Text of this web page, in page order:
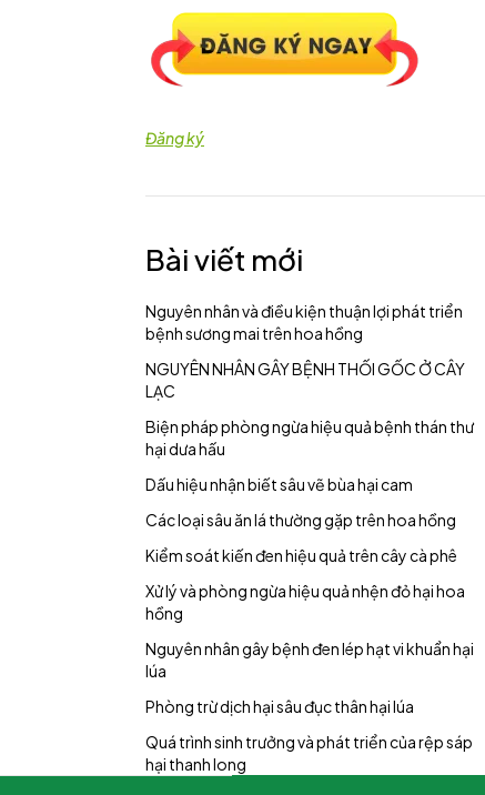
Đăng ký
Bài viết mới
Nguyên nhân và điều kiện thuận lợi phát triển
bệnh sương mai trên hoa hồng
NGUYÊN NHÂN GÂY BỆNH THỐI GỐC Ở CÂY
LẠC
Biện pháp phòng ngừa hiệu quả bệnh thán thư
hại dưa hấu
Dấu hiệu nhận biết sâu vẽ bùa hại cam
Các loại sâu ăn lá thường gặp trên hoa hồng
Kiểm soát kiến đen hiệu quả trên cây cà phê
Xử lý và phòng ngừa hiệu quả nhện đỏ hại hoa
hồng
Nguyên nhân gây bệnh đen lép hạt vi khuẩn hại
lúa
Phòng trừ dịch hại sâu đục thân hại lúa
Quá trình sinh trưởng và phát triển của rệp sáp
hại thanh long